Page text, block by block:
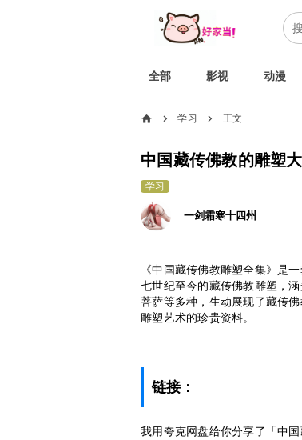
全部 影视 动漫
home chevron_right 学习 chevron_right 正文
中国藏传佛教的雕塑
学习
一剑霜寒十四州
《中国藏传佛教雕塑全集》是
七世纪至今的藏传佛教雕塑，
菩萨等多种，生动展现了藏传
雕塑艺术的珍贵资料。
链接：
我用夸克网盘给你分享了「中